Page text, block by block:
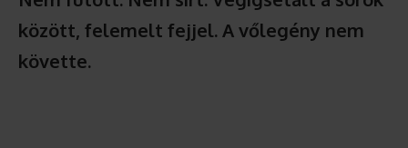
között, felemelt fejjel. A vőlegény nem
követte.